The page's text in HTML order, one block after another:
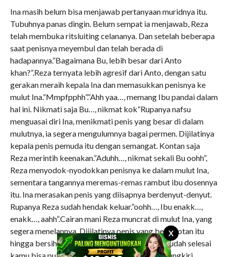
X
Ina masih belum bisa menjawab pertanyaan muridnya itu.
Tubuhnya panas dingin. Belum sempat ia menjawab, Reza
telah membuka ritsluiting celananya. Dan setelah beberapa
saat penisnya meyembul dan telah berada di
hadapannya.”Bagaimana Bu, lebih besar dari Anto
khan?”.Reza ternyata lebih agresif dari Anto, dengan satu
gerakan meraih kepala Ina dan memasukkan penisnya ke
mulut Ina.”Mmpfpphh”.”Ahh yaa…, memang Ibu pandai dalam
hal ini. Nikmati saja Bu…, nikmat kok”Rupanya nafsu
menguasai diri Ina, menikmati penis yang besar di dalam
mulutnya, ia segera mengulumnya bagai permen. Dijilatinya
kepala penis pemuda itu dengan semangat. Kontan saja
Reza merintih keenakan.”Aduhh…, nikmat sekali Bu oohh”,
Reza menyodok-nyodokkan penisnya ke dalam mulut Ina,
sementara tangannya meremas-remas rambut ibu dosennya
itu. Ina merasakan penis yang diisapnya berdenyut-denyut.
Rupanya Reza sudah hendak keluar.”oohh…, Ibu enakk…,
enakk…, aahh”.Cairan mani Reza muncrat di mulut Ina, yang
segera menelannya. Dijilatinya penis yang berlepotan itu
hingga bersih. Kemudian ia berdiri.”Sudahh…, sudah selesai